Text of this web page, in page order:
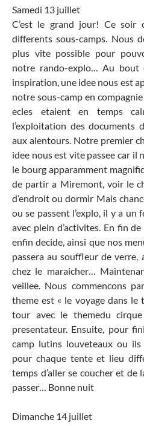
Samedi 13 juillet
C’est le grand jour! Ce soir
differents sous-camps. Nous
plus vite possible pour
notre rando-explo… Au bout
inspiration, une idee nous est
notre sous-camp en
ecles etaient en temps
l’exploitation des
aux alentours. Notre premier
idee nous est vite passee car il
le bourg apparamment
de partir a Miremont, voir le
d’endroit ou dormir Mais
ou se passent l’explo, il y a un
avec plein d’activites. En fin
enfin decide, ainsi que nos
passera au souffleur de
chez le maraicher…
veillee. Nous commencons
theme est « le voyage dans le
tour avec le themedu
presentateur. Ensuite, pour
camp lutins louveteaux ou
pour chaque tente et lieu
temps d’aller se coucher et de
passer… Bonne nuit
Dimanche 14 juillet